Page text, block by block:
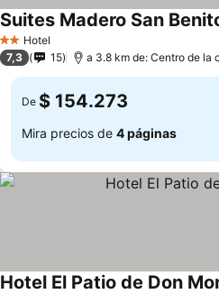
2 Estrellas
Hotel
Suites Madero San
7,3 15 a 3.8 km de: Centro de la
De $ 154.273
Mira precios de 4 páginas
Hotel El Patio de Don